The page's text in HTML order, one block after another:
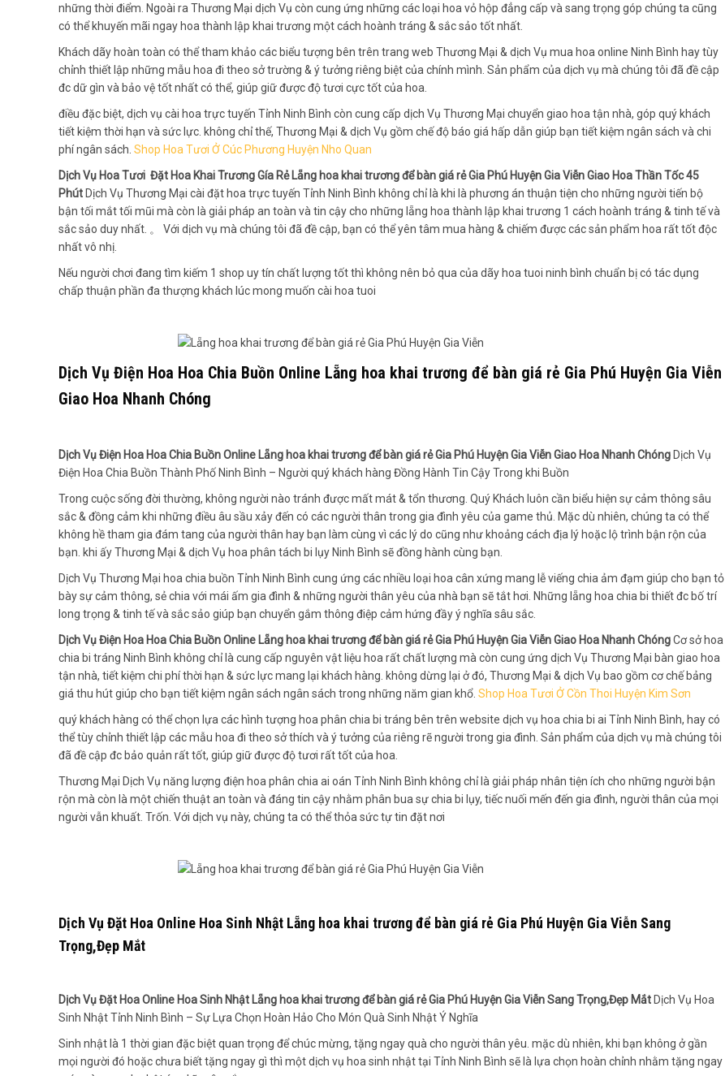
những thời điểm. Ngoài ra Thương Mại dịch Vụ còn cung ứng những các loại hoa vỏ hộp đẳng cấp và sang trọng góp chúng ta cũng
có thể khuyến mãi ngay hoa thành lập khai trương một cách hoành tráng & sắc sảo tốt nhất.
Khách dãy hoàn toàn có thể tham khảo các biểu tượng bên trên trang web Thương Mại & dịch Vụ mua hoa online Ninh Bình hay tùy
chỉnh thiết lập những mẫu hoa đi theo sở trường & ý tưởng riêng biệt của chính mình. Sản phẩm của dịch vụ mà chúng tôi đã đề cập
đc dữ gìn và bảo vệ tốt nhất có thể, giúp giữ được độ tươi cực tốt của hoa.
điều đặc biệt, dịch vụ cài hoa trực tuyến Tỉnh Ninh Bình còn cung cấp dịch Vụ Thương Mại chuyển giao hoa tận nhà, góp quý khách
tiết kiệm thời hạn và sức lực. không chỉ thế, Thương Mại & dịch Vụ gồm chế độ báo giá hấp dẫn giúp bạn tiết kiệm ngân sách và chi
phí ngân sách. Shop Hoa Tươi Ở Cúc Phương Huyện Nho Quan
Dịch Vụ Hoa Tươi Đặt Hoa Khai Trương Gía Rẻ Lẵng hoa khai trương để bàn giá rẻ Gia Phú Huyện Gia Viễn Giao Hoa Thần Tốc 45
Phút Dịch Vụ Thương Mại cài đặt hoa trực tuyến Tỉnh Ninh Bình không chỉ là khi là phương án thuận tiện cho những người tiến bộ
bận tối mắt tối mũi mà còn là giải pháp an toàn và tin cậy cho những lẵng hoa thành lập khai trương 1 cách hoành tráng & tinh tế và
sắc sảo duy nhất. 。 Với dịch vụ mà chúng tôi đã đề cập, bạn có thể yên tâm mua hàng & chiếm được các sản phẩm hoa rất tốt độc
nhất vô nhị.
Nếu người chơi đang tìm kiếm 1 shop uy tín chất lượng tốt thì không nên bỏ qua của dãy hoa tuoi ninh bình chuẩn bị có tác dụng
chấp thuận phần đa thượng khách lúc mong muốn cài hoa tuoi
Dịch Vụ Điện Hoa Hoa Chia Buồn Online Lẵng hoa khai trương để bàn giá rẻ Gia Phú Huyện Gia Viễn
Giao Hoa Nhanh Chóng
Dịch Vụ Điện Hoa Hoa Chia Buồn Online Lẵng hoa khai trương để bàn giá rẻ Gia Phú Huyện Gia Viễn Giao Hoa Nhanh Chóng Dịch Vụ
Điện Hoa Chia Buồn Thành Phố Ninh Bình – Người quý khách hàng Đồng Hành Tin Cậy Trong khi Buồn
Trong cuộc sống đời thường, không người nào tránh được mất mát & tổn thương. Quý Khách luôn cần biểu hiện sự cảm thông sâu
sắc & đồng cảm khi những điều âu sầu xảy đến có các người thân trong gia đình yêu của game thủ. Mặc dù nhiên, chúng ta có thể
không hề tham gia đám tang của người thân hay bạn làm cùng vì các lý do cũng như khoảng cách địa lý hoặc lộ trình bận rộn của
bạn. khi ấy Thương Mại & dịch Vụ hoa phân tách bi lụy Ninh Bình sẽ đồng hành cùng bạn.
Dịch Vụ Thương Mại hoa chia buồn Tỉnh Ninh Bình cung ứng các nhiều loại hoa cân xứng mang lễ viếng chia ảm đạm giúp cho bạn tỏ
bày sự cảm thông, sẻ chia với mái ấm gia đình & những người thân yêu của nhà bạn sẽ tắt hơi. Những lẵng hoa chia bi thiết đc bố trí
long trọng & tinh tế và sắc sảo giúp bạn chuyển gắm thông điệp cảm hứng đầy ý nghĩa sâu sắc.
Dịch Vụ Điện Hoa Hoa Chia Buồn Online Lẵng hoa khai trương để bàn giá rẻ Gia Phú Huyện Gia Viễn Giao Hoa Nhanh ChóngCơ sở hoa
chia bi tráng Ninh Bình không chỉ là cung cấp nguyên vật liệu hoa rất chất lượng mà còn cung ứng dịch Vụ Thương Mại bàn giao hoa
tận nhà, tiết kiệm chi phí thời hạn & sức lực mang lại khách hàng. không dừng lại ở đó, Thương Mại & dịch Vụ bao gồm cơ chế bảng
giá thu hút giúp cho bạn tiết kiệm ngân sách ngân sách trong những năm gian khổ. Shop Hoa Tươi Ở Cồn Thoi Huyện Kim Sơn
quý khách hàng có thể chọn lựa các hình tượng hoa phân chia bi tráng bên trên website dịch vụ hoa chia bi ai Tỉnh Ninh Bình, hay có
thể tùy chỉnh thiết lập các mẫu hoa đi theo sở thích và ý tưởng của riêng rẽ người trong gia đình. Sản phẩm của dịch vụ mà chúng tôi
đã đề cập đc bảo quản rất tốt, giúp giữ được độ tươi rất tốt của hoa.
Thương Mại Dịch Vụ năng lượng điện hoa phân chia ai oán Tỉnh Ninh Bình không chỉ là giải pháp nhân tiện ích cho những người bận
rộn mà còn là một chiến thuật an toàn và đáng tin cậy nhằm phân bua sự chia bi lụy, tiếc nuối mến đến gia đình, người thân của mọi
người vẫn khuất. Trốn. Với dịch vụ này, chúng ta có thể thỏa sức tự tin đặt nơi
Dịch Vụ Đặt Hoa Online Hoa Sinh Nhật Lẵng hoa khai trương để bàn giá rẻ Gia Phú Huyện Gia Viễn Sang
Trọng,Đẹp Mắt
Dịch Vụ Đặt Hoa Online Hoa Sinh Nhật Lẵng hoa khai trương để bàn giá rẻ Gia Phú Huyện Gia Viễn Sang Trọng,Đẹp Mắt Dịch Vụ Hoa
Sinh Nhật Tỉnh Ninh Bình – Sự Lựa Chọn Hoàn Hảo Cho Món Quà Sinh Nhật Ý Nghĩa
Sinh nhật là 1 thời gian đặc biệt quan trọng để chúc mừng, tặng ngay quà cho người thân yêu. mặc dù nhiên, khi bạn không ở gần
mọi người đó hoặc chưa biết tặng ngay gì thì một dịch vụ hoa sinh nhật tại Tỉnh Ninh Bình sẽ là lựa chọn hoàn chỉnh nhằm tặng ngay